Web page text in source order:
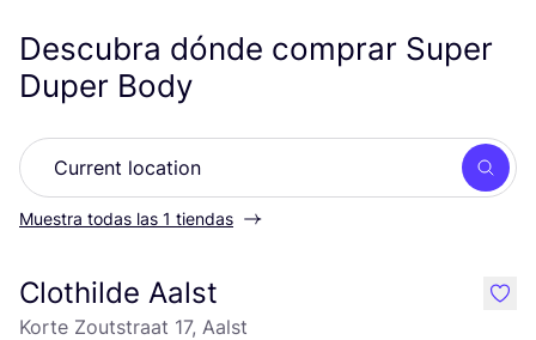
Descubra dónde comprar Super
Duper Body
Muestra todas las 1 tiendas
Clothilde Aalst
Korte Zoutstraat 17, Aalst
like